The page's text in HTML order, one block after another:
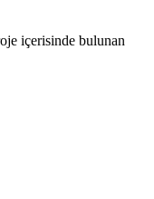
içerisinde bulunan